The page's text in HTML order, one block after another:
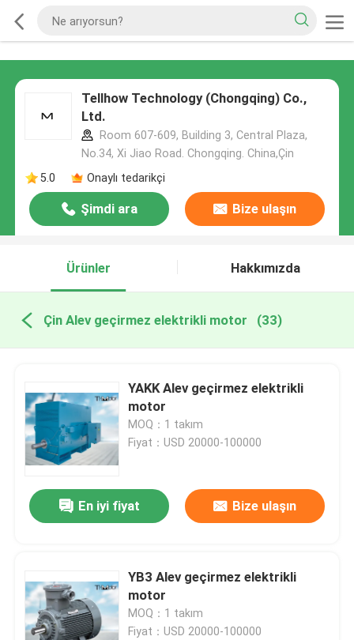
Tellhow Technology (Chongqing) Co.,
Ltd.
Room 607-609, Building 3, Central Plaza,
No.34, Xi Jiao Road. Chongqing. China,Çin
5.0
Onaylı tedarikçi
Şimdi ara Bize ulaşın
Ürünler Hakkımızda
Çin Alev geçirmez elektrikli motor (33)
YAKK Alev geçirmez elektrikli
motor
MOQ：1 takım
Fiyat：USD 20000-100000
En iyi fiyat Bize ulaşın
YB3 Alev geçirmez elektrikli
motor
MOQ：1 takım
Fiyat：USD 20000-100000